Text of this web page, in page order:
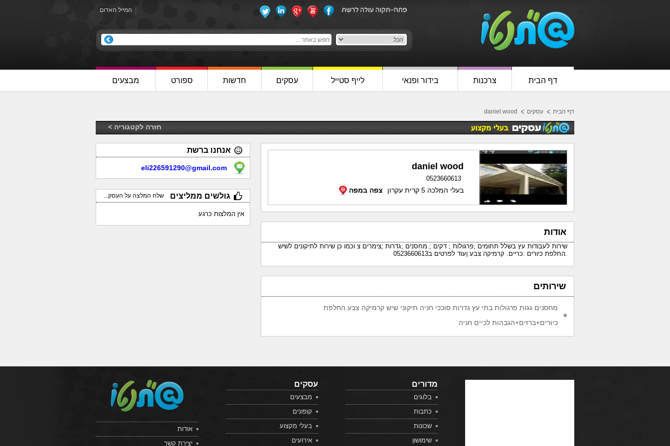
המייל האדום
דף הבית צרכנות בידור ופנאי לייף סטייל עסקים חדשות ספורט מבצעים
דף הבית עסקים daniel wood
חזרה לקטגוריה >
daniel wood
0523660613
בעלי המלכה 5 קרית עקרון צפה במפה
אודות
שירות לעבודות עץ בשלל תחומים ;פרגולות ; דקים ; מחסנים ;גדרות ;צימרים צ וכמו כן שירות לתיקונים לשיש
.החלפת כיורים .כריים. קרמיקה צבע ןעוד לפרטים ב0523660613
שירותים
מחסנים גגות פרגולות בתי עץ גדרות סוככי חניה תיקוני שיש קרמיקה צבע החלפת
כיורים+ברזים+הגבהות לכיים חניה
אנחנו ברשת
eli226591290@gmail.com
גולשים ממליצים שלח המלצה על העסק...
אין המלצות כרגע
מדורים
בלוגים
כתבות
שכונות
שימושון
עסקים
מבצעים
קופונים
בעלי מקצוע
אירועים
אודות
יצירת קשר